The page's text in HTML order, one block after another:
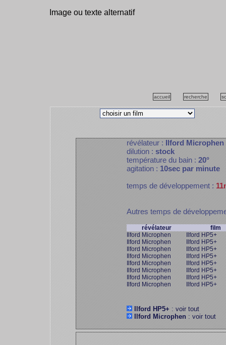
Image ou texte alternatif
accueil recherche
révélateur :Ilford Microphen
dilution :stock
température du bain :20°
agitation :10sec par minute
temps de développement :
Autres temps de
révélateur
film
Ilford Microphen
Ilford HP5+
Ilford Microphen
Ilford HP5+
Ilford Microphen
Ilford HP5+
Ilford Microphen
Ilford HP5+
Ilford Microphen
Ilford HP5+
Ilford Microphen
Ilford HP5+
Ilford Microphen
Ilford HP5+
Ilford Microphen
Ilford HP5+
Ilford HP5+: voir tout
Ilford Microphen: voir tout